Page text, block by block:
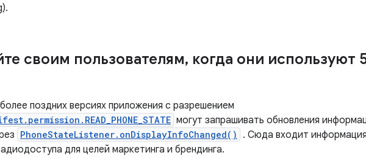
своим пользователям, когда они используют
поздних версиях приложения с разрешением
могут запрашивать обновления
PhoneStateListener.onDisplayInfoChanged()
. Сюда входит
для целей маркетинга и брендинга.